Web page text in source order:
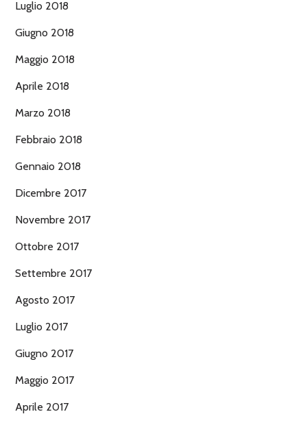
Luglio 2018
Giugno 2018
Maggio 2018
Aprile 2018
Marzo 2018
Febbraio 2018
Gennaio 2018
Dicembre 2017
Novembre 2017
Ottobre 2017
Settembre 2017
Agosto 2017
Luglio 2017
Giugno 2017
Maggio 2017
Aprile 2017